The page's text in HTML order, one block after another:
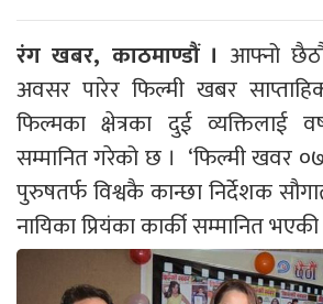
रंग खबर, काठमाण्डौं । आफ्नो
अवसर पारेर फिल्मी खबर
फिल्मका क्षेत्रका दुई व्यक्तिलाई
सम्मानित गरेको छ । ‘फिल्मी खवर
पुरुषतर्फ विश्वकै कान्छा निर्देशक
नायिका प्रियंका कार्की सम्मानित